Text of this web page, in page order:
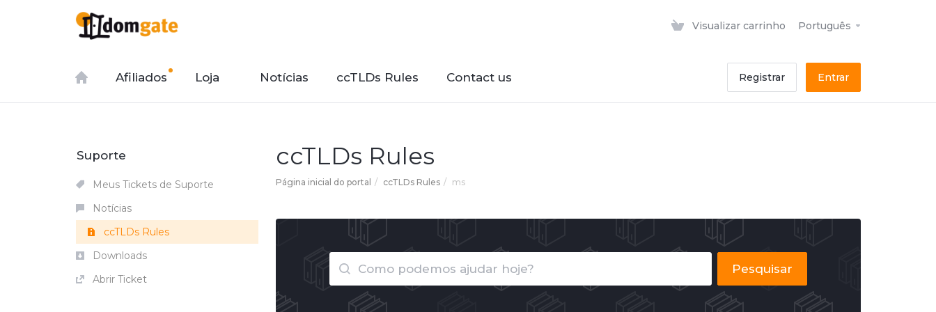
Visualizar carrinho Português
Afiliados Loja Notícias ccTLDs Rules Contact us Registrar Entrar
ccTLDs Rules
Página inicial do portal ccTLDs Rules ms
Pesquisar
Suporte
Meus Tickets de Suporte
Notícias
ccTLDs Rules
Downloads
Abrir Ticket